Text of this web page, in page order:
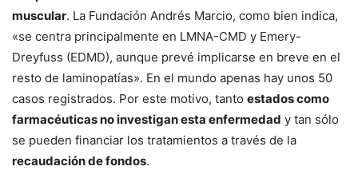
muscular. La Fundación Andrés Marcio, como bien indica,
«se centra principalmente en LMNA-CMD y Emery-
Dreyfuss (EDMD), aunque prevé implicarse en breve en el
resto de laminopatías». En el mundo apenas hay unos 50
casos registrados. Por este motivo, tanto estados como
farmacéuticas no investigan esta enfermedad y tan sólo
se pueden financiar los tratamientos a través de la
recaudación de fondos.